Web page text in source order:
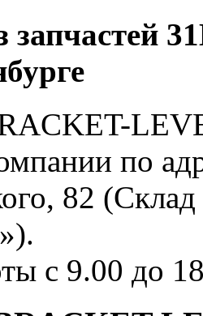
по
82
с 9.00 до